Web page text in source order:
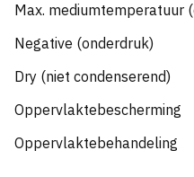
Max. mediumtemperatuur
Negative (onderdruk)
Dry (niet condenserend)
Oppervlaktebescherming
Oppervlaktebehandeling